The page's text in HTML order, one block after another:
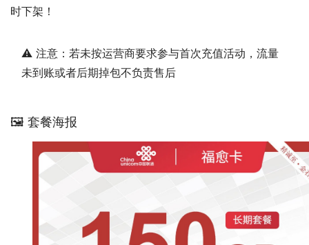
时下架！
⚠️ 注意：若未按运营商要求参与首次充值活动，流量
未到账或者后期掉包不负责售后
🖼️ 套餐海报